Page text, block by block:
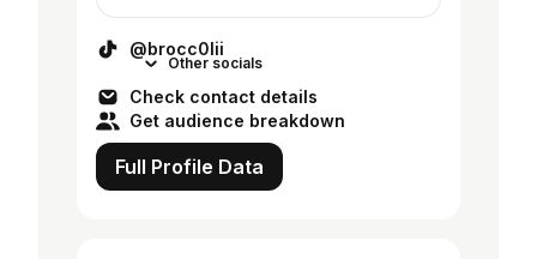
@brocc0lii
Other socials
Check contact details
Get audience breakdown
Full Profile Data